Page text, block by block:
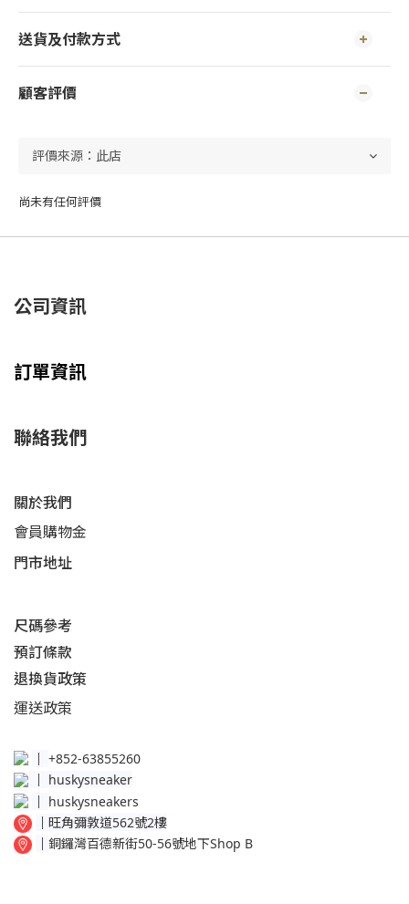
送貨及付款方式
顧客評價
尚未有任何評價
公司資訊
訂單資訊
聯絡我們
關於我們
會員購物金
門市地址
尺碼參考
預訂條款
退換貨政策​
運送政策​
│ +852-63855260
huskysneaker
│ huskysneakers
│ 旺角彌敦道562號2樓
│ 銅鑼灣百德新街50-56號地下Shop B